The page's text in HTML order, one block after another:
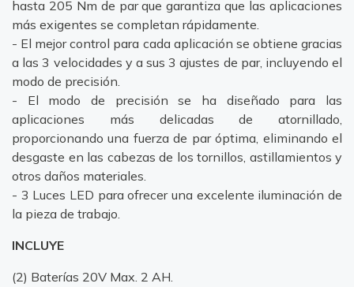
hasta 205 Nm de par que garantiza que las aplicaciones
más exigentes se completan rápidamente.
- El mejor control para cada aplicación se obtiene gracias
a las 3 velocidades y a sus 3 ajustes de par, incluyendo el
modo de precisión.
- El modo de precisión se ha diseñado para las
aplicaciones más delicadas de atornillado,
proporcionando una fuerza de par óptima, eliminando el
desgaste en las cabezas de los tornillos, astillamientos y
otros daños materiales.
- 3 Luces LED para ofrecer una excelente iluminación de
la pieza de trabajo.
INCLUYE
(2) Baterías 20V Max. 2 AH.